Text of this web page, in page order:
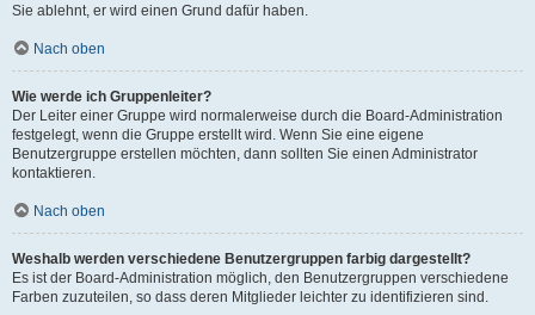
Sie ablehnt, er wird einen Grund dafür haben.
Nach oben
Wie werde ich Gruppenleiter?
Der Leiter einer Gruppe wird normalerweise durch die Board-Administration
festgelegt, wenn die Gruppe erstellt wird. Wenn Sie eine eigene
Benutzergruppe erstellen möchten, dann sollten Sie einen Administrator
kontaktieren.
Nach oben
Weshalb werden verschiedene Benutzergruppen farbig dargestellt?
Es ist der Board-Administration möglich, den Benutzergruppen verschiedene
Farben zuzuteilen, so dass deren Mitglieder leichter zu identifizieren sind.